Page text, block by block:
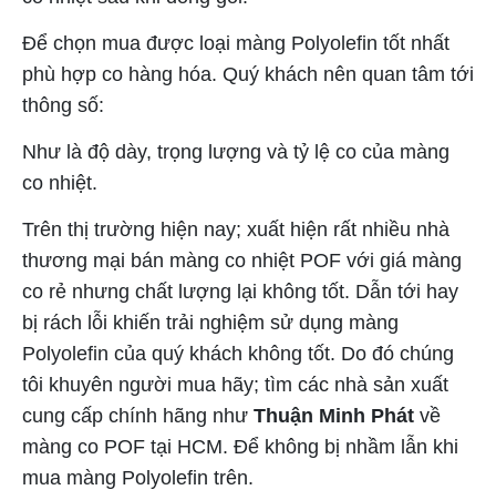
Để chọn mua được loại màng Polyolefin tốt nhất
phù hợp co hàng hóa. Quý khách nên quan tâm tới
thông số:
Như là độ dày, trọng lượng và tỷ lệ co của màng
co nhiệt.
Trên thị trường hiện nay; xuất hiện rất nhiều nhà
thương mại bán màng co nhiệt POF với giá màng
co rẻ nhưng chất lượng lại không tốt. Dẫn tới hay
bị rách lỗi khiến trải nghiệm sử dụng màng
Polyolefin của quý khách không tốt. Do đó chúng
tôi khuyên người mua hãy; tìm các nhà sản xuất
cung cấp chính hãng như Thuận Minh Phát về
màng co POF tại HCM. Để không bị nhầm lẫn khi
mua màng Polyolefin trên.